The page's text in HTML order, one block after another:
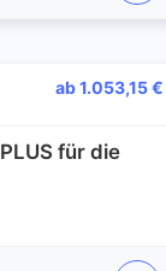
ab 1.053,15 €
für die